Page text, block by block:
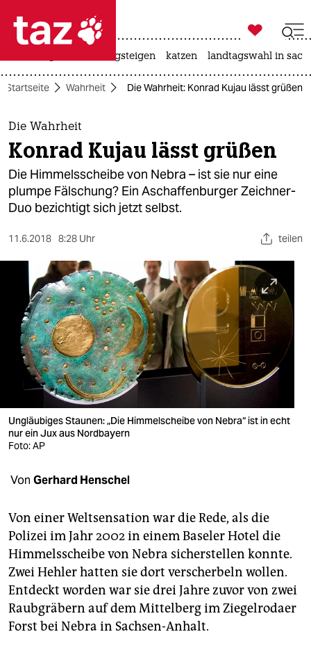
 taz zahl ich
taz zahl ich
themen
politik
öko
gesellschaft
sport
berlin
nord
wahrheit
verlag
verlag
shop
fragen & hilfe
unterstützen
abo
genossenschaft
epaper login

taz zahl ich
bergsteigen katzen landtagswahl in
Startseite Wahrheit Die Wahrheit: Konrad Kujau lässt grüßen
Die Wahrheit
Konrad Kujau lässt grüßen
Die Himmelsscheibe von Nebra – ist sie nur eine
plumpe Fälschung? Ein Aschaffenburger Zeichner-
Duo bezichtigt sich jetzt selbst.
11.6.2018 8:28 Uhr teilen
Ungläubiges Staunen: „Die Himmelscheibe von Nebra“ ist in echt
nur ein Jux aus Nordbayern
Foto: AP
Von Gerhard Henschel
Von einer Weltsensation war die Rede, als die
Polizei im Jahr 2002 in einem Baseler Hotel die
Himmelsscheibe von Nebra sicherstellen konnte.
Zwei Hehler hatten sie dort verscherbeln wollen.
Entdeckt worden war sie drei Jahre zuvor von zwei
Raubgräbern auf dem Mittelberg im Ziegelrodaer
Forst bei Nebra in Sachsen-Anhalt.